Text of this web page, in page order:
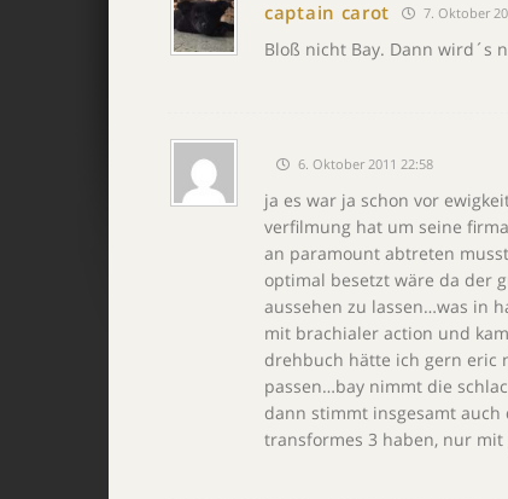
captain carot 7. Oktober
Bloß nicht Bay. Dann wird´s
6. Oktober 2011 22:58
ja es war ja schon vor
verfilmung hat um seine
an paramount abtreten
optimal besetzt wäre da der
aussehen zu lassen…was in
mit brachialer action und
drehbuch hätte ich gern eric
passen…bay nimmt die
dann stimmt insgesamt
transformes 3 haben, nur